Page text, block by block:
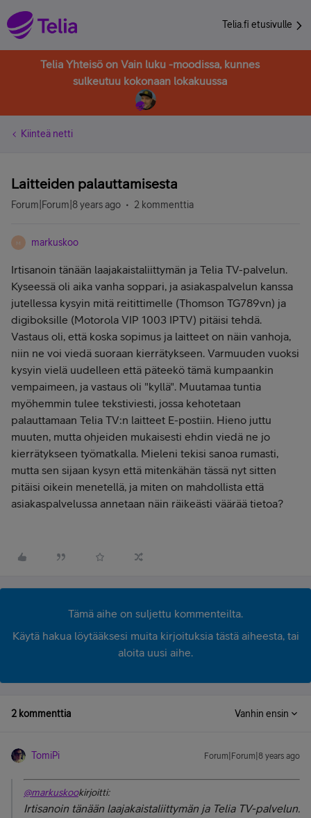
Telia.fi etusivulle
Telia Yhteisö on Vain luku -moodissa, kunnes
sulkeutuu kokonaan lokakuussa
Kiinteä netti
Laitteiden palauttamisesta
Forum|Forum|8 years ago 2 kommenttia
M markuskoo
Irtisanoin tänään laajakaistaliittymän ja Telia TV-palvelun.
Kyseessä oli aika vanha soppari, ja asiakaspalvelun kanssa
jutellessa kysyin mitä reitittimelle (Thomson TG789vn) ja
digiboksille (Motorola VIP 1003 IPTV) pitäisi tehdä.
Vastaus oli, että koska sopimus ja laitteet on näin vanhoja,
niin ne voi viedä suoraan kierrätykseen. Varmuuden vuoksi
kysyin vielä uudelleen että päteekö tämä kumpaankin
vempaimeen, ja vastaus oli "kyllä". Muutamaa tuntia
myöhemmin tulee tekstiviesti, jossa kehotetaan
palauttamaan Telia TV:n laitteet E-postiin. Hieno juttu
muuten, mutta ohjeiden mukaisesti ehdin viedä ne jo
kierrätykseen työmatkalla. Mieleni tekisi sanoa rumasti,
mutta sen sijaan kysyn että mitenkähän tässä nyt sitten
pitäisi oikein menetellä, ja miten on mahdollista että
asiakaspalvelussa annetaan näin räikeästi väärää tietoa?
Tämä aihe on suljettu kommenteilta.
Käytä hakua löytääksesi muita kirjoituksia tästä aiheesta, tai
aloita uusi aihe.
2 kommenttia Vanhin ensin
TomiPi Forum|Forum|8 years ago
@markuskookirjoitti:
Irtisanoin tänään laajakaistaliittymän ja Telia TV-palvelun.